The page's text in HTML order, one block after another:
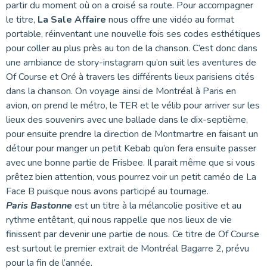
partir du moment où on a croisé sa route. Pour accompagner
le titre, La Sale Affaire nous offre une vidéo au format
portable, réinventant une nouvelle fois ses codes esthétiques
pour coller au plus près au ton de la chanson. C’est donc dans
une ambiance de story-instagram qu’on suit les aventures de
Of Course et Oré à travers les différents lieux parisiens cités
dans la chanson. On voyage ainsi de Montréal à Paris en
avion, on prend le métro, le TER et le vélib pour arriver sur les
lieux des souvenirs avec une ballade dans le dix-septième,
pour ensuite prendre la direction de Montmartre en faisant un
détour pour manger un petit Kebab qu’on fera ensuite passer
avec une bonne partie de Frisbee. Il parait même que si vous
prêtez bien attention, vous pourrez voir un petit caméo de La
Face B puisque nous avons participé au tournage.
Paris Bastonneest un titre à la mélancolie positive et au
rythme entêtant, qui nous rappelle que nos lieux de vie
finissent par devenir une partie de nous. Ce titre de Of Course
est surtout le premier extrait de Montréal Bagarre 2, prévu
pour la fin de l’année.